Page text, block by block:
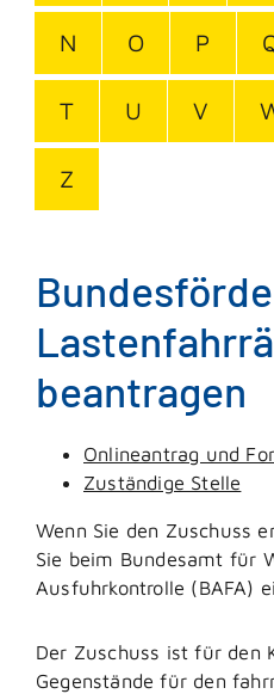
N O P
T U V
Z
beantragen
Onlineantrag und
Zuständige Stelle
Wenn Sie den Zuschuss
Sie beim Bundesamt für
Ausfuhrkontrolle (BAFA)
Der Zuschuss ist für den
Gegenstände für den